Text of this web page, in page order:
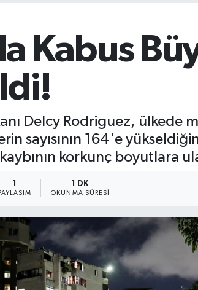
Kabus
Delcy Rodriguez, ülkede
sayısının 164'e
korkunç boyutlara
PAYLAŞIM
1 DK
OKUNMA SÜRESI